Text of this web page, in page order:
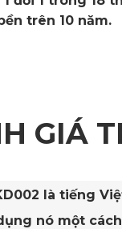
Bỉ Và An Toàn
tăng ma sát,
trên 10 năm.
GIÁ
là tiếng
nó một